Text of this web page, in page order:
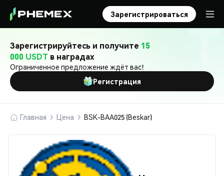
Зарегистрироваться
Зарегистрируйтесь и получите 15
000 USDT в наградах
Ограниченное предложение ждёт вас!
Регистрация
Главная Цена BSK-BAA025 (Beskar)